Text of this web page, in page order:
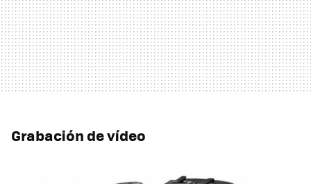
Grabación de vídeo